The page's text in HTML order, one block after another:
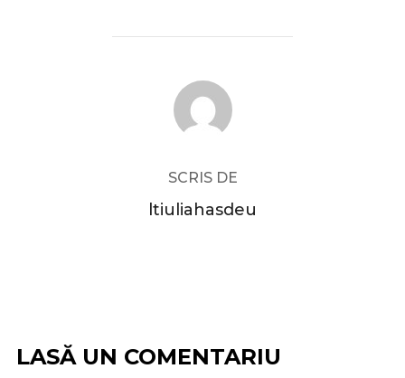
AUTOR ARTICOL
SCRIS DE
ltiuliahasdeu
LASĂ UN COMENTARIU